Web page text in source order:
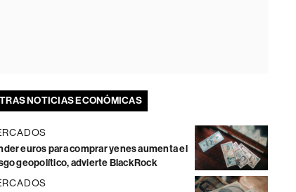
NOTICIAS ECONÓMICAS
euros para comprar yenes aumenta el
geopolítico, advierte BlackRock